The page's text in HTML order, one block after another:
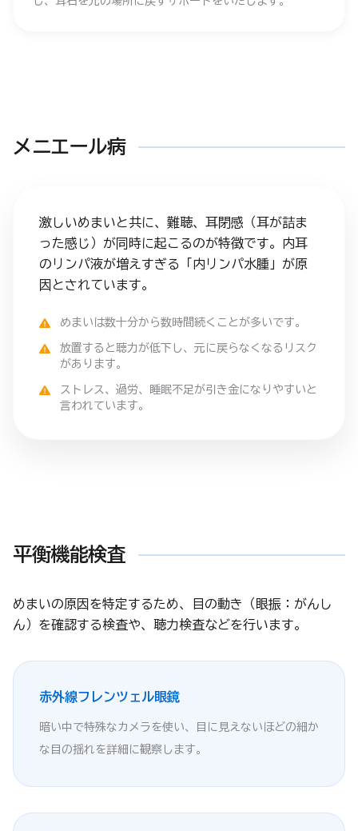
メニエール病
激しいめまいと共に、難聴、耳閉感（耳が詰ま
った感じ）が同時に起こるのが特徴です。内耳
のリンパ液が増えすぎる「内リンパ水腫」が原
因とされています。
めまいは数十分から数時間続くことが多いです。
放置すると聴力が低下し、元に戻らなくなるリスク
があります。
ストレス、過労、睡眠不足が引き金になりやすいと
言われています。
平衡機能検査
めまいの原因を特定するため、目の動き（眼振：がんし
ん）を確認する検査や、聴力検査などを行います。
赤外線フレンツェル眼鏡
暗い中で特殊なカメラを使い、目に見えないほどの細か
な目の揺れを詳細に観察します。